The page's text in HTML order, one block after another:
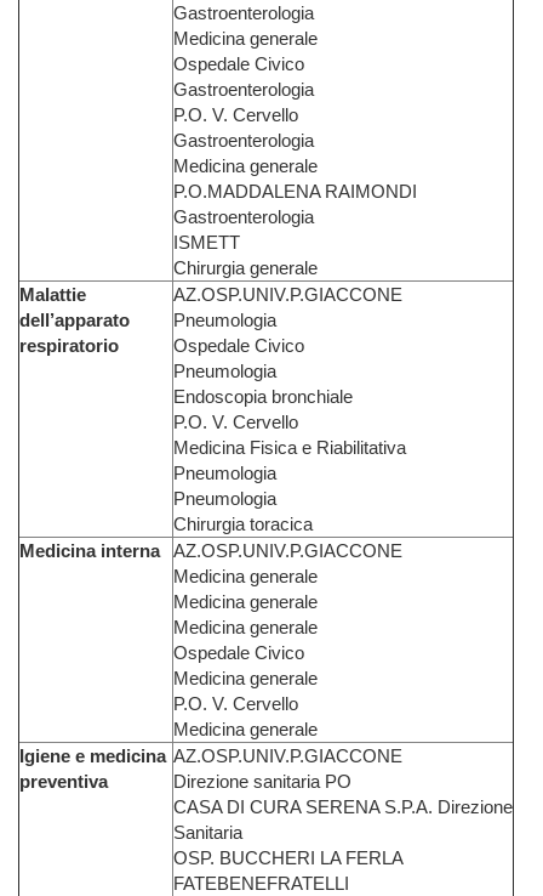
Gastroenterologia
Medicina generale
Ospedale Civico
Gastroenterologia
P.O. V. Cervello
Gastroenterologia
Medicina generale
P.O.MADDALENA RAIMONDI
Gastroenterologia
ISMETT
Chirurgia generale
Malattie
dell’apparato
respiratorio
AZ.OSP.UNIV.P.GIACCONE
Pneumologia
Ospedale Civico
Pneumologia
Endoscopia bronchiale
P.O. V. Cervello
Medicina Fisica e Riabilitativa
Pneumologia
Pneumologia
Chirurgia toracica
Medicina interna AZ.OSP.UNIV.P.GIACCONE
Medicina generale
Medicina generale
Medicina generale
Ospedale Civico
Medicina generale
P.O. V. Cervello
Medicina generale
Igiene e medicina
preventiva
AZ.OSP.UNIV.P.GIACCONE
Direzione sanitaria PO
CASA DI CURA SERENA S.P.A. Direzione
Sanitaria
OSP. BUCCHERI LA FERLA
FATEBENEFRATELLI